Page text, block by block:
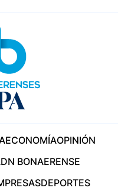
ECONOMÍAOPINIÓN
BONAERENSE
DEPORTES